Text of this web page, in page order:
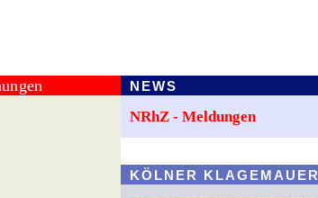
NEWS
NRhZ - Meldungen
KÖLNER KLAGEMAUER